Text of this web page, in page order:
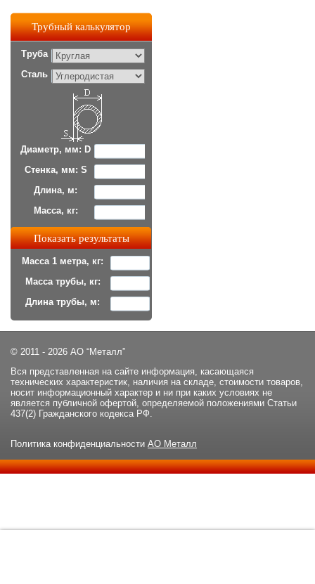
Трубный калькулятор
Труба
Сталь
Диаметр, мм: D
Стенка, мм: S
Длина, м:
Масса, кг:
Масса 1 метра, кг:
Масса трубы, кг:
Длина трубы, м:
© 2011 - 2026 АО “Металл”
Вся представленная на сайте информация, касающаяся
технических характеристик, наличия на складе, стоимости товаров,
носит информационный характер и ни при каких условиях не
является публичной офертой, определяемой положениями Статьи
437(2) Гражданского кодекса РФ.
Политика конфиденциальности АО Металл